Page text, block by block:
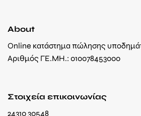
About
Online κατάστημα πώλησης
Αριθμός ΓΕ.ΜΗ.: 010078453000
Στοιχεία επικοινωνίας
24310 30548